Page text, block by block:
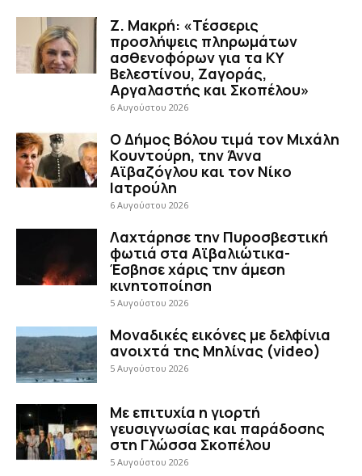
Ζ. Μακρή: «Τέσσερις
προσλήψεις πληρωμάτων
ασθενοφόρων για τα ΚΥ
Βελεστίνου, Ζαγοράς,
Αργαλαστής και Σκοπέλου»
6 Αυγούστου 2026
Ο Δήμος Βόλου τιμά τον Μιχάλη
Κουντούρη, την Άννα
Αϊβαζόγλου και τον Νίκο
Ιατρούλη
6 Αυγούστου 2026
Λαχτάρησε την Πυροσβεστική
φωτιά στα Αϊβαλιώτικα-
Έσβησε χάρις την άμεση
κινητοποίηση
5 Αυγούστου 2026
Μοναδικές εικόνες με δελφίνια
ανοιχτά της Μηλίνας (video)
5 Αυγούστου 2026
Με επιτυχία η γιορτή
γευσιγνωσίας και παράδοσης
στη Γλώσσα Σκοπέλου
5 Αυγούστου 2026